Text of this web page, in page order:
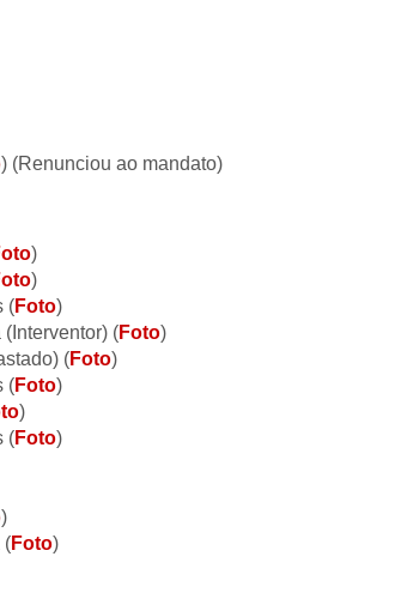
) (Renunciou ao mandato)
)
)
(Foto)
(Foto)
(Foto)
(Foto)
)
(Foto)
)
(Foto)